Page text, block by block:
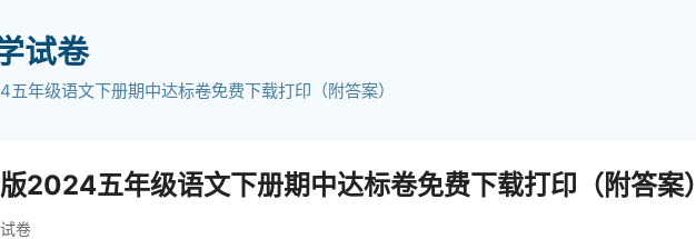
试卷
五年级语文下册期中达标卷免费下载打印（附答案）
2024五年级语文下册期中达标卷免费下载打印（附答案）
卷